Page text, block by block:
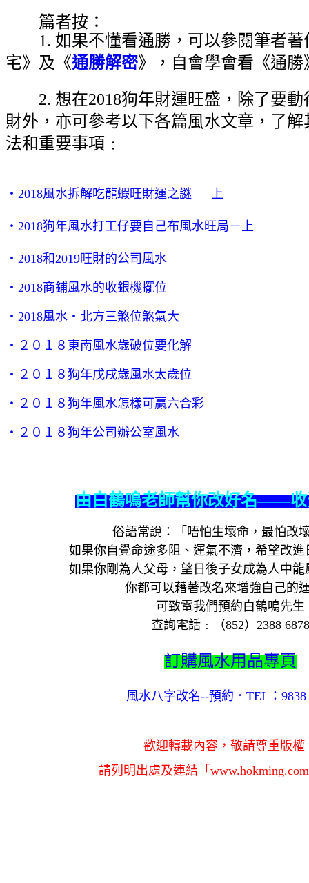
篇者按：
1. 如果不懂看通勝，可以參閱筆者著
宅》及《通勝解密》，自會學會看《通勝
2. 想在2018狗年財運旺盛，除了要動
財外，亦可參考以下各篇風水文章，了解
法和重要事項﹕
‧2018風水拆解吃龍蝦旺財運之謎 — 上
‧2018狗年風水打工仔要自己布風水旺局－上
‧2018和2019旺財的公司風水
‧2018商鋪風水的收銀機擺位
‧2018風水‧北方三煞位煞氣大
‧２０１８東南風水歲破位要化解
‧２０１８狗年戊戌歲風水太歲位
‧２０１８狗年風水怎樣可贏六合彩
‧２０１８狗年公司辦公室風水
由白鶴鳴老師幫你改好名——收
俗語常說：「唔怕生壞命，最怕改
如果你自覺命途多阻、運氣不濟，希望改
如果你剛為人父母，望日後子女成為人中
你都可以藉著改名來增強自己的
可致電我們預約白鶴鳴先生
查詢電話﹕（852）2388 6878
訂購風水用品專頁
風水八字改名--預約．TEL：9838
歡迎轉載內容，敬請尊重版權
請列明出處及連結「